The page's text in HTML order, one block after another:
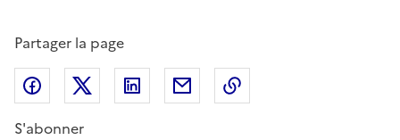
Partager la page
Partager sur Facebook
Partager sur X (anciennement Twitter)
Partager sur LinkedIn
Partager par email
S'abonner